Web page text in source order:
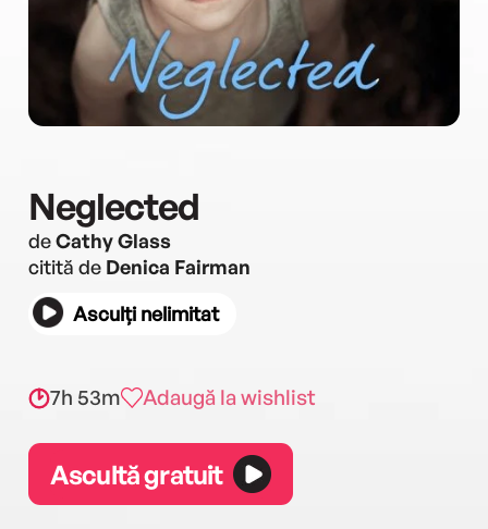
Neglected
deCathy Glass
citită de Denica Fairman
Asculți nelimitat
7h 53m Adaugă la wishlist
Ascultă gratuit